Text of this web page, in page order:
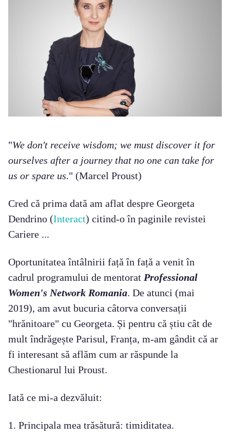
"We don't receive wisdom; we must discover it for
ourselves after a journey that no one can take for
us or spare us." (Marcel Proust)
Cred că prima dată am aflat despre Georgeta
Dendrino (Interact) citind-o în paginile revistei
Cariere ...
Oportunitatea întâlnirii față în față a venit în
cadrul programului de mentorat Professional
Women's Network Romania. De atunci (mai
2019), am avut bucuria câtorva conversații
"hrănitoare" cu Georgeta. Și pentru că știu cât de
mult îndrăgește Parisul, Franța, m-am gândit că ar
fi interesant să aflăm cum ar răspunde la
Chestionarul lui Proust.
Iată ce mi-a dezvăluit:
1. Principala mea trăsătură: timiditatea.